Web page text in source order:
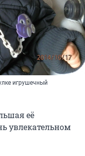
игрушечный
её
увлекательном